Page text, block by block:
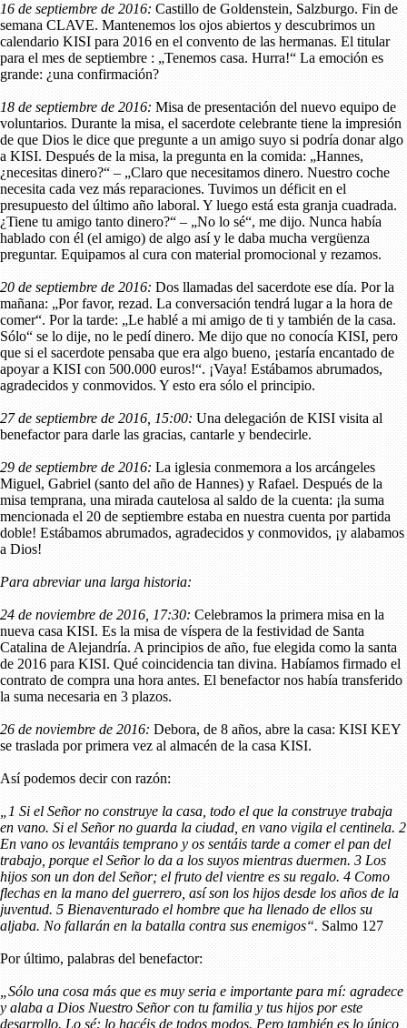
16 de septiembre de 2016:Castillo de Goldenstein, Salzburgo. Fin de
semana CLAVE. Mantenemos los ojos abiertos y descubrimos un
calendario KISI para 2016 en el convento de las hermanas. El titular
para el mes de septiembre : „Tenemos casa. Hurra!“ La emoción es
grande: ¿una confirmación?
18 de septiembre de 2016:Misa de presentación del nuevo equipo de
voluntarios. Durante la misa, el sacerdote celebrante tiene la impresión
de que Dios le dice que pregunte a un amigo suyo si podría donar algo
a KISI. Después de la misa, la pregunta en la comida: „Hannes,
¿necesitas dinero?“ – „Claro que necesitamos dinero. Nuestro coche
necesita cada vez más reparaciones. Tuvimos un déficit en el
presupuesto del último año laboral. Y luego está esta granja cuadrada.
¿Tiene tu amigo tanto dinero?“ – „No lo sé“, me dijo. Nunca había
hablado con él (el amigo) de algo así y le daba mucha vergüenza
preguntar. Equipamos al cura con material promocional y rezamos.
20 de septiembre de 2016:Dos llamadas del sacerdote ese día. Por la
mañana: „Por favor, rezad. La conversación tendrá lugar a la hora de
comer“. Por la tarde: „Le hablé a mi amigo de ti y también de la casa.
Sólo“ se lo dije, no le pedí dinero. Me dijo que no conocía KISI, pero
que si el sacerdote pensaba que era algo bueno, ¡estaría encantado de
apoyar a KISI con 500.000 euros!“. ¡Vaya! Estábamos abrumados,
agradecidos y conmovidos. Y esto era sólo el principio.
27 de septiembre de 2016, 15:00:Una delegación de KISI visita al
benefactor para darle las gracias, cantarle y bendecirle.
29 de septiembre de 2016:La iglesia conmemora a los arcángeles
Miguel, Gabriel (santo del año de Hannes) y Rafael. Después de la
misa temprana, una mirada cautelosa al saldo de la cuenta: ¡la suma
mencionada el 20 de septiembre estaba en nuestra cuenta por partida
doble! Estábamos abrumados, agradecidos y conmovidos, ¡y alabamos
a Dios!
Para abreviar una larga historia:
24 de noviembre de 2016, 17:30:Celebramos la primera misa en la
nueva casa KISI. Es la misa de víspera de la festividad de Santa
Catalina de Alejandría. A principios de año, fue elegida como la santa
de 2016 para KISI. Qué coincidencia tan divina. Habíamos firmado el
contrato de compra una hora antes. El benefactor nos había transferido
la suma necesaria en 3 plazos.
26 de noviembre de 2016:Debora, de 8 años, abre la casa: KISI KEY
se traslada por primera vez al almacén de la casa KISI.
Así podemos decir con razón:
„1 Si el Señor no construye la casa, todo el que la construye trabaja
en vano. Si el Señor no guarda la ciudad, en vano vigila el centinela. 2
En vano os levantáis temprano y os sentáis tarde a comer el pan del
trabajo, porque el Señor lo da a los suyos mientras duermen. 3 Los
hijos son un don del Señor; el fruto del vientre es su regalo. 4 Como
flechas en la mano del guerrero, así son los hijos desde los años de la
juventud. 5 Bienaventurado el hombre que ha llenado de ellos su
aljaba. No fallarán en la batalla contra sus enemigos“.Salmo 127
Por último, palabras del benefactor:
„Sólo una cosa más que es muy seria e importante para mí: agradece
y alaba a Dios Nuestro Señor con tu familia y tus hijos por este
desarrollo. Lo sé: lo hacéis de todos modos. Pero también es lo único